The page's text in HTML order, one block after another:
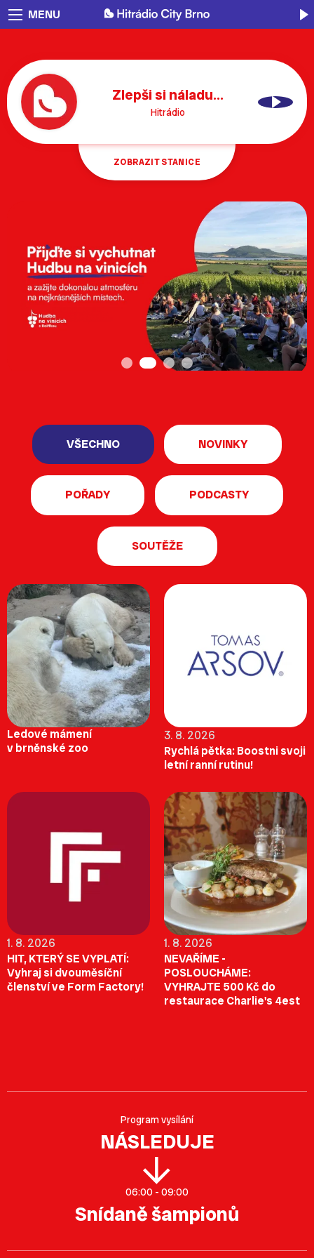
MENU
Zlepši si náladu...
Hitrádio
Osmdesátka
Devadesátka
Milénium
Desítka
Zóna lásky
PopRock
ZOBRAZIT STANICE
VŠECHNO NOVINKY
POŘADY PODCASTY
SOUTĚŽE
Ledové mámení
v brněnské zoo
3. 8. 2026
Rychlá pětka: Boostni svoji
letní ranní rutinu!
1. 8. 2026
HIT, KTERÝ SE VYPLATÍ:
Vyhraj si dvouměsíční
členství ve Form Factory!
1. 8. 2026
NEVAŘÍME -
POSLOUCHÁME:
VYHRAJTE 500 Kč do
restaurace Charlie's 4est
Program vysílání
NÁSLEDUJE
06:00 - 09:00
Snídaně šampionů